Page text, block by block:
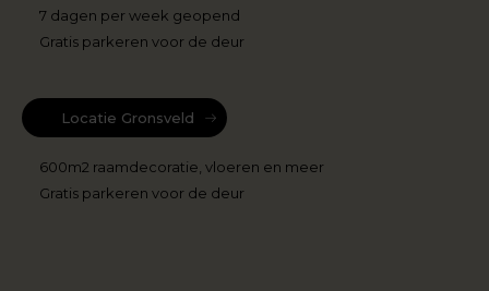
7 dagen per week geopend
Gratis parkeren voor de deur
Locatie Gronsveld
600m2 raamdecoratie, vloeren en meer
Gratis parkeren voor de deur